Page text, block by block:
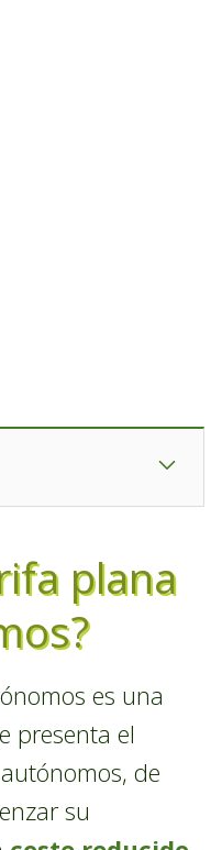
plana
es una
presenta el
de
su